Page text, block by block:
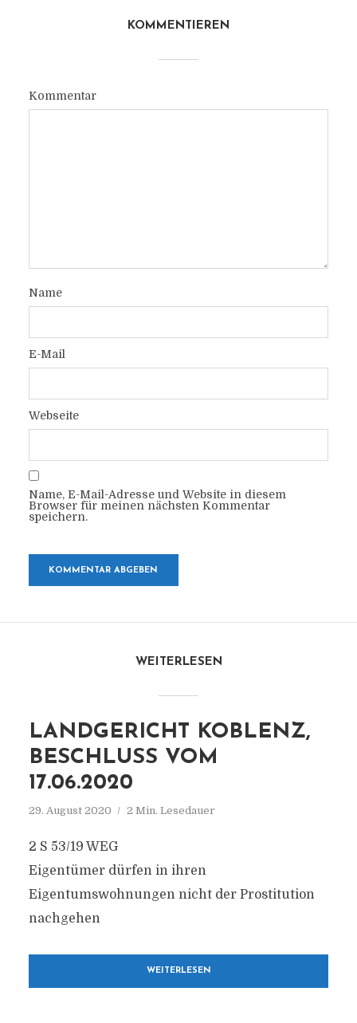
KOMMENTIEREN
Kommentar
Name
E-Mail
Webseite
Name, E-Mail-Adresse und Website in diesem
Browser für meinen nächsten Kommentar
speichern.
WEITERLESEN
LANDGERICHT KOBLENZ,
BESCHLUSS VOM
17.06.2020
29. August 2020 2 Min. Lesedauer
2 S 53/19 WEG
Eigentümer dürfen in ihren
Eigentumswohnungen nicht der Prostitution
nachgehen
WEITERLESEN